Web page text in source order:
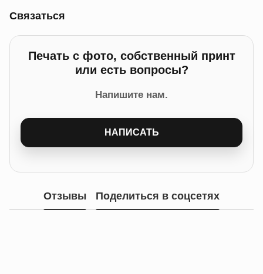
Связаться
Печать с фото, собственный принт
или есть вопросы?
Напишите нам.
НАПИСАТЬ
Отзывы Поделиться в соцсетях